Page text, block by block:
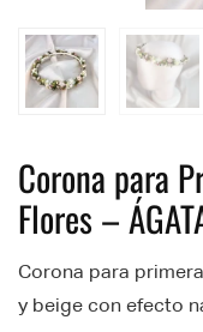
Corona para
Flores –
Corona para
y beige con efecto